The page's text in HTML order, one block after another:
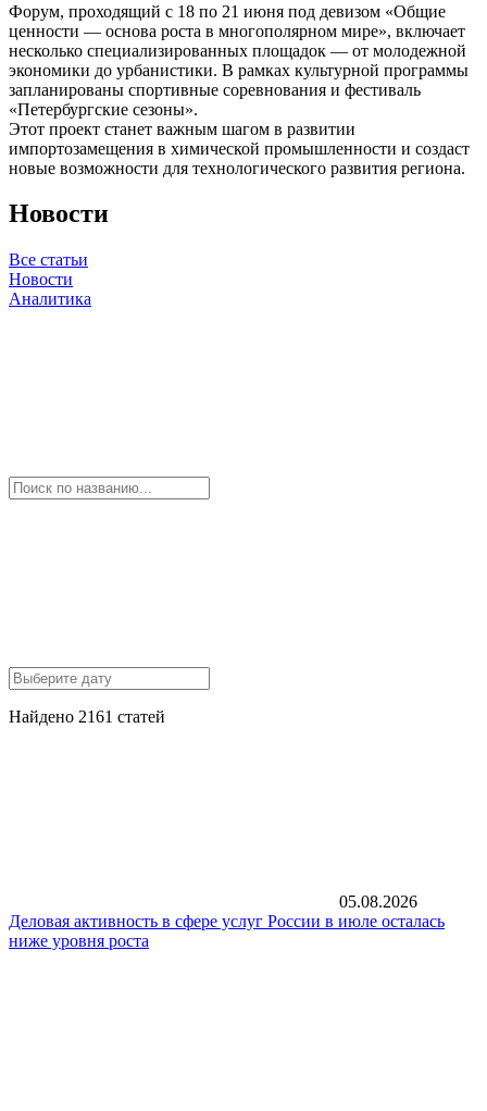
Форум, проходящий с 18 по 21 июня под девизом «Общие
ценности — основа роста в многополярном мире», включает
несколько специализированных площадок — от молодежной
экономики до урбанистики. В рамках культурной программы
запланированы спортивные соревнования и фестиваль
«Петербургские сезоны».
Этот проект станет важным шагом в развитии
импортозамещения в химической промышленности и создаст
новые возможности для технологического развития региона.
Новости
Все статьи
Новости
Аналитика
Найдено 2161 статей
05.08.2026
Деловая активность в сфере услуг России в июле осталась
ниже уровня роста